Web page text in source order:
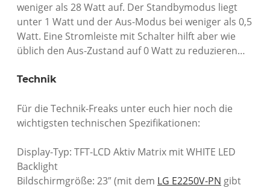
weniger als 28 Watt auf. Der Standbymodus liegt
unter 1 Watt und der Aus-Modus bei weniger als 0,5
Watt. Eine Stromleiste mit Schalter hilft aber wie
üblich den Aus-Zustand auf 0 Watt zu reduzieren…
Technik
Für die Technik-Freaks unter euch hier noch die
wichtigsten technischen Spezifikationen:
Display-Typ: TFT-LCD Aktiv Matrix mit WHITE LED
Backlight
Bildschirmgröße: 23″ (mit dem LG E2250V-PN gibt